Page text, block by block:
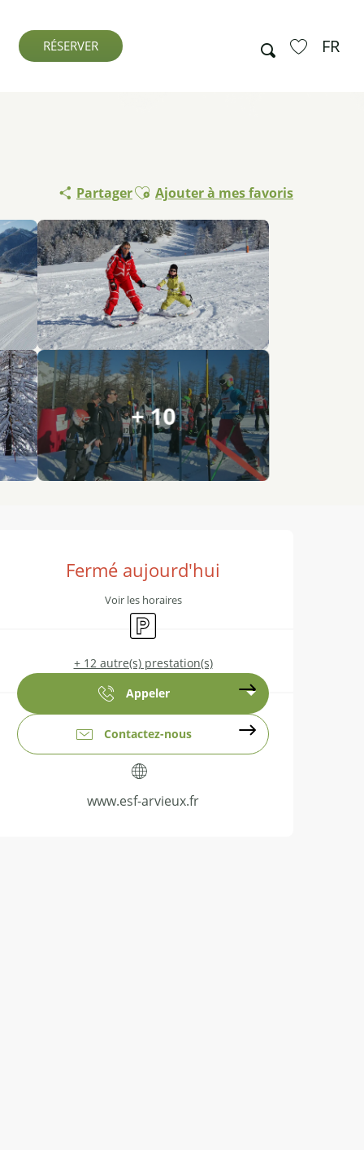
Recherche FR
RÉSERVER
PartagerAjouter aux favoris
Ajouter à mes favoris
+ 10
Fermé aujourd'hui
Voir les horaires
Parking
+ 12 autre(s) prestation(s)
Appeler
Contactez-nous
www.esf-arvieux.fr